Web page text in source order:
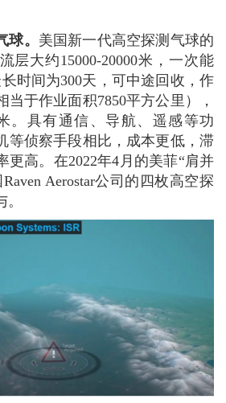
。 美国新一代高空探测气球的
层大约15000-20000米，一次能
时间为300天，可中途回收，作
当于作业面积7850平方公里），
。具有通信、导航、遥感等功
等侦察手段相比，成本更低，滞
更高。在2022年4月的美菲“肩并
Aerostar公司的四枚高空探